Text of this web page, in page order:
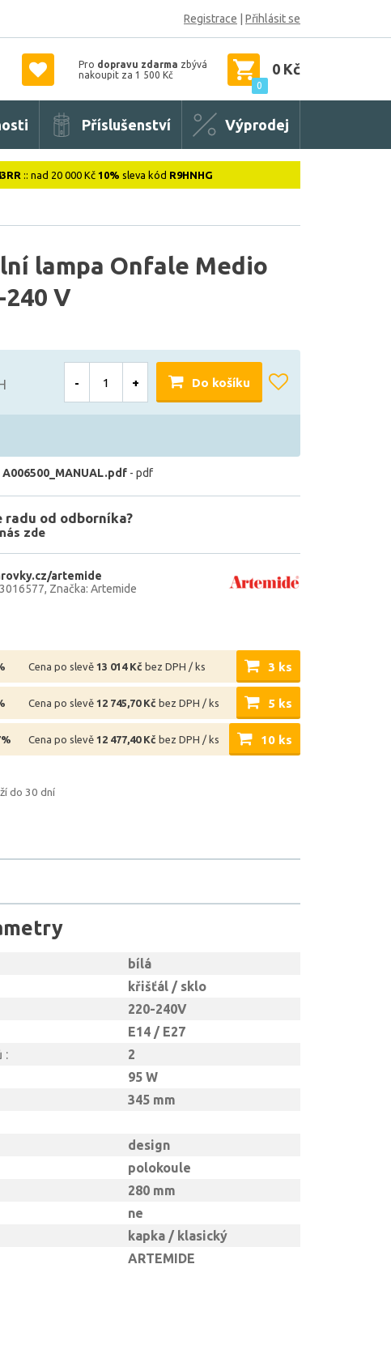
Registrace Přihlásit se
Pro dopravu zdarma zbývá
nakoupit za 1 500 Kč
0
0 Kč
Příslušenství Výprodej
:: nad 20 000 Kč 10% sleva kód R9HNHG
lampa Onfale Medio
240 V
- + Do košíku
A006500_MANUAL.pdf - pdf
radu od odborníka?
zde
artemide
Značka: Artemide
Cena po slevě 13 014 Kč bez DPH / ks 3 ks
Cena po slevě 12 745,70 Kč bez DPH / ks 5 ks
Cena po slevě 12 477,40 Kč bez DPH / ks 10 ks
do 30 dní
bílá
křišťál / sklo
220-240V
E14 / E27
:
2
95 W
345 mm
design
polokoule
280 mm
ne
kapka / klasický
ARTEMIDE